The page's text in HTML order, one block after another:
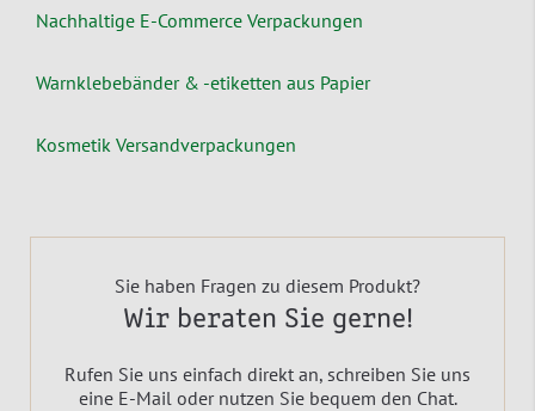
Nachhaltige E-Commerce Verpackungen
Warnklebebänder & -etiketten aus Papier
Kosmetik Versandverpackungen
Sie haben Fragen zu diesem Produkt?
Wir beraten Sie gerne!
Rufen Sie uns einfach direkt an, schreiben Sie uns
eine E-Mail oder nutzen Sie bequem den Chat.